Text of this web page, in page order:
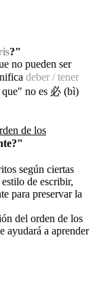
?"
no pueden ser
deber / tener
que" no es 必 (bì)
de los
según ciertas
de escribir,
para preservar la
del orden de los
ayudará a aprender